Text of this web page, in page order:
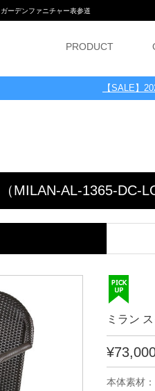
ーデンファニチャー表参道
PRODUCT
【SALE】
MILAN-AL-1365-DC-
ミラン
本体素材：